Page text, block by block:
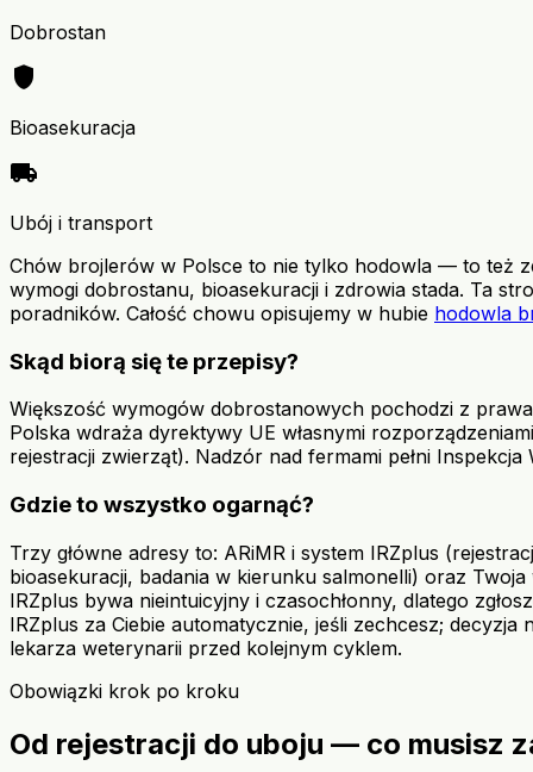
Dobrostan
shield
Bioasekuracja
local_shipping
Ubój i transport
Chów brojlerów w Polsce to nie tylko hodowla — to też
wymogi dobrostanu, bioasekuracji i zdrowia stada. Ta
poradników. Całość chowu opisujemy w hubie hodowla
Skąd biorą się te przepisy?
Większość wymogów dobrostanowych pochodzi z
Polska wdraża dyrektywy UE własnymi
rejestracji zwierząt). Nadzór nad fermami pełni
Gdzie to wszystko ogarnąć?
Trzy główne adresy to: ARiMR i system IRZplus
bioasekuracji, badania w kierunku salmonelli) oraz
IRZplus bywa nieintuicyjny i czasochłonny, dlatego
IRZplus za Ciebie automatycznie, jeśli zechcesz;
lekarza weterynarii przed kolejnym cyklem.
Obowiązki krok po kroku
Od rejestracji do uboju — co musisz